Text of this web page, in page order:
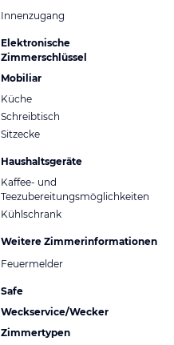
Innenzugang
Elektronische
Zimmerschlüssel
Mobiliar
Küche
Schreibtisch
Sitzecke
Haushaltsgeräte
Kaffee- und
Teezubereitungsmöglichkeiten
Kühlschrank
Weitere Zimmerinformationen
Feuermelder
Safe
Weckservice/Wecker
Zimmertypen